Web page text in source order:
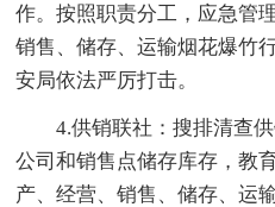
作。按照职责分工，应急管
销售、储存、运输烟花爆竹
安局依法严厉打击。
4.供销联社：搜排清查供
公司和销售点储存库存，教
产、经营、销售、储存、运